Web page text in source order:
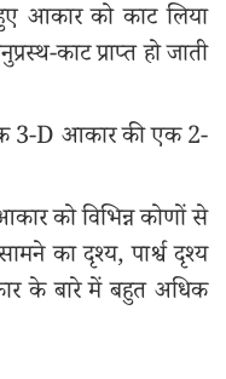
आकार को काट लिया
काट प्राप्त हो जाती
3-D आकार की एक 2-
को विभिन्न कोणों से
का दृश्य, पार्श्व दृश्य
के बारे में बहुत अधिक